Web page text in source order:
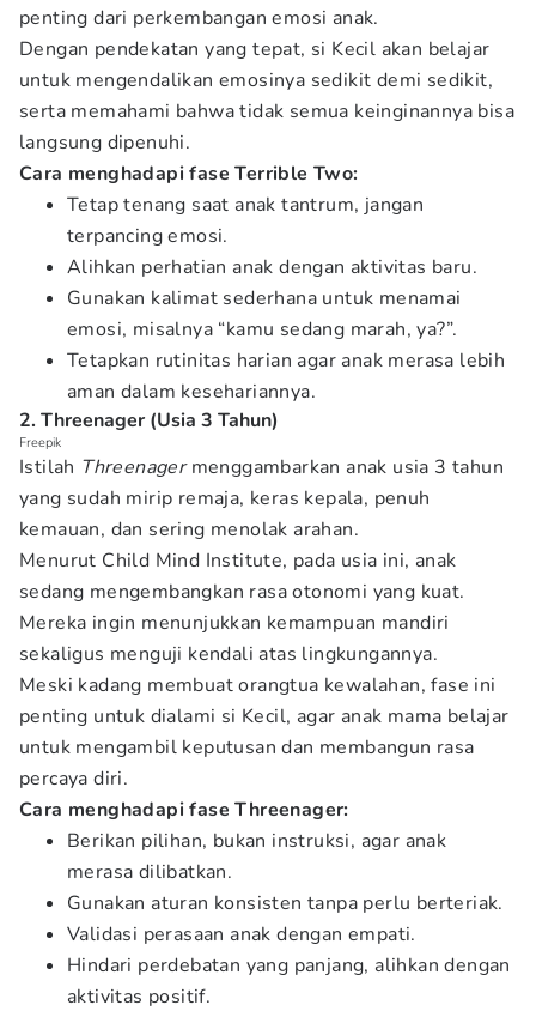
penting dari perkembangan emosi anak.
Dengan pendekatan yang tepat, si Kecil akan belajar
untuk mengendalikan emosinya sedikit demi sedikit,
serta memahami bahwa tidak semua keinginannya bisa
langsung dipenuhi.
Cara menghadapi fase Terrible Two:
Tetap tenang saat anak tantrum, jangan
terpancing emosi.
Alihkan perhatian anak dengan aktivitas baru.
Gunakan kalimat sederhana untuk menamai
emosi, misalnya “kamu sedang marah, ya?”.
Tetapkan rutinitas harian agar anak merasa lebih
aman dalam kesehariannya.
2. Threenager (Usia 3 Tahun)
Freepik
Istilah Threenagermenggambarkan anak usia 3 tahun
yang sudah mirip remaja, keras kepala, penuh
kemauan, dan sering menolak arahan.
Menurut Child Mind Institute, pada usia ini, anak
sedang mengembangkan rasa otonomi yang kuat.
Mereka ingin menunjukkan kemampuan mandiri
sekaligus menguji kendali atas lingkungannya.
Meski kadang membuat orangtua kewalahan, fase ini
penting untuk dialami si Kecil, agar anak mama belajar
untuk mengambil keputusan dan membangun rasa
percaya diri.
Cara menghadapi fase Threenager:
Berikan pilihan, bukan instruksi, agar anak
merasa dilibatkan.
Gunakan aturan konsisten tanpa perlu berteriak.
Validasi perasaan anak dengan empati.
Hindari perdebatan yang panjang, alihkan dengan
aktivitas positif.